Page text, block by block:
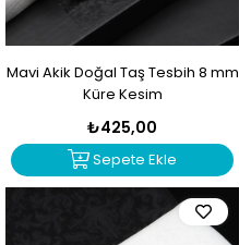
Mavi Akik Doğal Taş Tesbih 8 mm
Küre Kesim
₺425,00
Sepete Ekle